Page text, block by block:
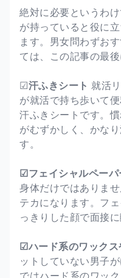
絶対に必要というわ
が持っていると役に
ます。男女問わずお
ては、この記事の最後
☑汗ふきシート 就活
が就活で持ち歩いて
汗ふきシートです。
がむずかしく、かな
す。
☑フェイシャルペーパ
身体だけではありま
テカになります。フ
っきりした顔で面接に
☑ハード系のワックス
ットしていない男子
ではハード系のワッ